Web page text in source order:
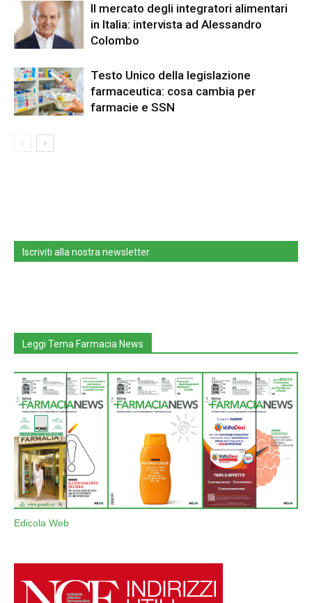
Il mercato degli integratori alimentari
in Italia: intervista ad Alessandro
Colombo
Testo Unico della legislazione
farmaceutica: cosa cambia per
farmacie e SSN
Iscriviti alla nostra newsletter
Leggi Tema Farmacia News
Edicola Web